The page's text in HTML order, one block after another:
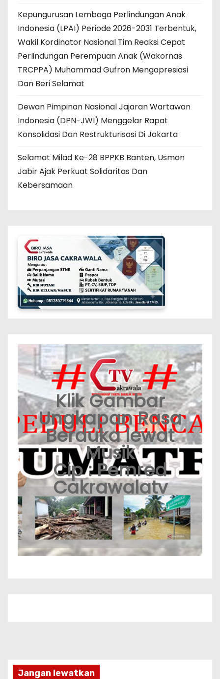
Kepungurusan Lembaga Perlindungan Anak
Indonesia (LPAI) Periode 2026-2031 Terbentuk,
Wakil Kordinator Nasional Tim Reaksi Cepat
Perlindungan Perempuan Anak (Wakornas
TRCPPA) Muhammad Gufron Mengapresiasi
Dan Beri Selamat
Dewan Pimpinan Nasional Jajaran Wartawan
Indonesia (DPN-JWI) Menggelar Rapat
Konsolidasi Dan Restrukturisasi Di Jakarta
Selamat Milad Ke-28 BPPKB Banten, Usman
Jabir Ajak Perkuat Solidaritas Dan
Kebersamaan
Klik Gambar
Ungkapan Rasa
Berduka lewat
Musik
Cip : Pemred
Cakrawalatv
Jangan lewatkan